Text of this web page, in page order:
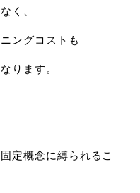
く、
ングコストも
ります。
定概念に縛られるこ